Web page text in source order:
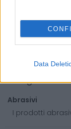
Data
Categorie
Abrasivi
I prodotti